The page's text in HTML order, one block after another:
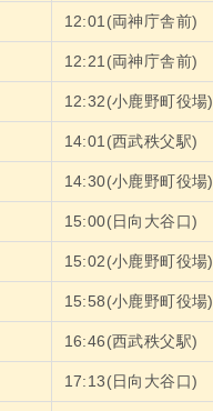
12:01(両神庁舎前)
12:21(両神庁舎前)
12:32(小鹿野町役場)
14:01(西武秩父駅)
14:30(小鹿野町役場)
15:00(日向大谷口)
15:02(小鹿野町役場)
15:58(小鹿野町役場)
16:46(西武秩父駅)
17:13(日向大谷口)